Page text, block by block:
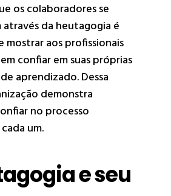
os colaboradores se
da heutagogia é
mostrar aos profissionais
confiar em suas próprias
aprendizado. Dessa
demonstra
no processo
um.
e seu